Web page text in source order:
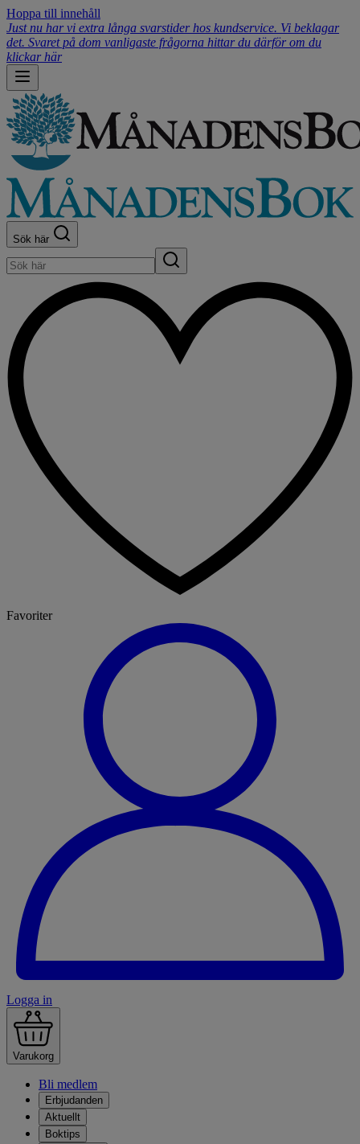
Hoppa till innehåll
Just nu har vi extra långa svarstider hos kundservice. Vi beklagar
det. Svaret på dom vanligaste frågorna hittar du därför om du
klickar här
Sök här
Favoriter
Logga in
Varukorg
Bli medlem
Erbjudanden
Aktuellt
Boktips